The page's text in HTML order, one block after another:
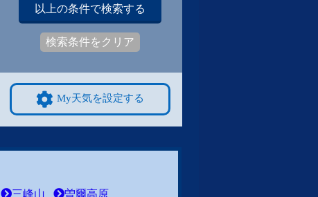
以上の条件で検索する
検索条件をクリア
My天気を設定する
三峰山 曽爾高原